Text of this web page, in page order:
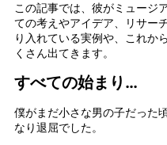
この記事では、彼がミュージ
ての考えやアイデア、リサー
り入れている実例や、これか
くさん出てきます。
すべての始まり…
僕がまだ小さな男の子だった
なり退屈でした。